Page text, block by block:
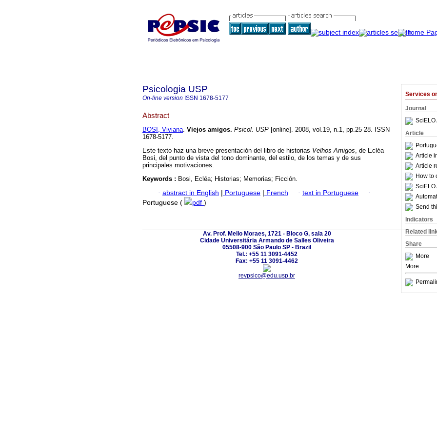
Services
Journal
SciELO
Article
Article
Article
How to
SciELO
Send
Indicators
Related
Share
More
More
Psicologia USP
On-line version ISSN 1678-5177
Abstract
BOSI, Viviana. Viejos amigos. Psicol. USP [online]. 2008, vol.19, n.1, pp.25-28. ISSN
1678-5177.
Este texto haz una breve presentación del libro de historias Velhos Amigos, de Ecléa
Bosi, del punto de vista del tono dominante, del estilo, de los temas y de sus
principales motivaciones.
Keywords : Bosi, Ecléa; Historias; Memorias; Ficción.
· abstract in English | Portuguese | French · text in Portuguese
·
Portuguese (
pdf )
Av. Prof. Mello Moraes, 1721 - Bloco G, sala 20
Cidade Universitária Armando de Salles Oliveira
05508-900 São Paulo SP - Brazil
Tel.: +55 11 3091-4452
Fax: +55 11 3091-4462
revpsico@edu.usp.br